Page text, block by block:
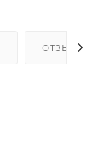
ОТЗЫВЫ